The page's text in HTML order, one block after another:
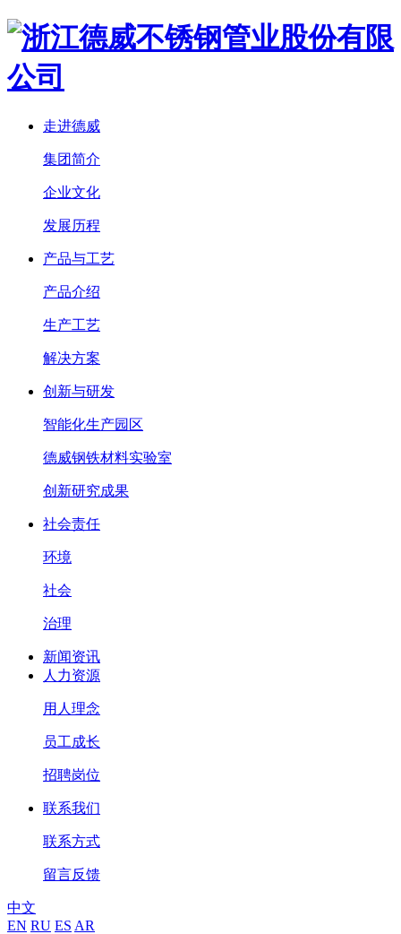
走进德威
集团简介
企业文化
发展历程
产品与工艺
产品介绍
生产工艺
解决方案
创新与研发
智能化生产园区
德威钢铁材料实验室
创新研究成果
社会责任
环境
社会
治理
新闻资讯
人力资源
用人理念
员工成长
招聘岗位
联系我们
联系方式
留言反馈
中文
EN RU ES AR